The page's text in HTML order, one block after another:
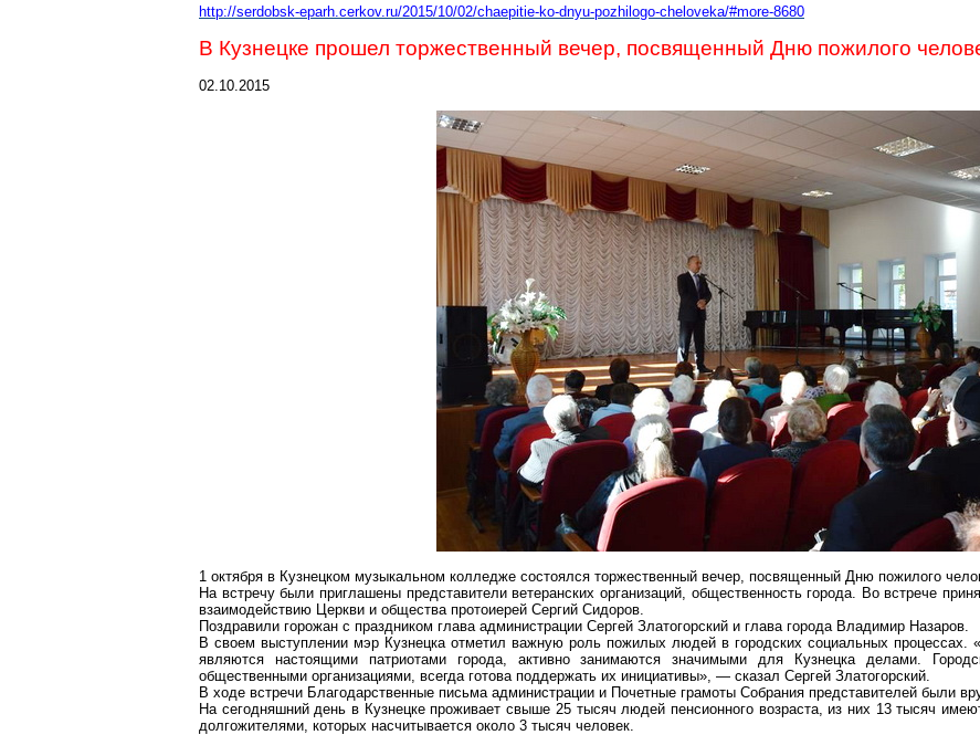
http://serdobsk-eparh.cerkov.ru/2015/10/02/chaepitie-ko-dnyu-pozhilogo-cheloveka/#more-8680
В Кузнецке прошел торжественный вечер, посвященный Дню пожилого
02.10.2015
1 октября в Кузнецком музыкальном колледже состоялся торжественный вечер, посвященный Дню пожилого
На встречу были приглашены представители ветеранских организаций, общественность города. Во встрече
взаимодействию Церкви и общества протоиерей Сергий Сидоров.
Поздравили горожан с праздником глава администрации Сергей Златогорский и глава города Владимир Назаров.
В своем выступлении мэр Кузнецка отметил важную роль пожилых людей в городских социальных
являются настоящими патриотами города, активно занимаются значимыми для Кузнецка делами.
общественными организациями, всегда готова поддержать их инициативы», — сказал Сергей Златогорский.
В ходе встречи Благодарственные письма администрации и Почетные грамоты Собрания представителей были
На сегодняшний день в Кузнецке проживает свыше 25 тысяч людей пенсионного возраста, из них 13 тысяч
долгожителями, которых насчитывается около 3 тысяч человек.